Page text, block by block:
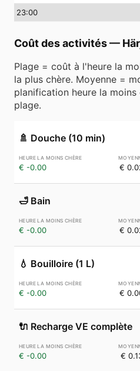
23:00
Coût des activités—
Plage = coût à l'heure la
la plus chère. Moyenne =
planification heure la
plage.
🚿 Douche (10 min)
€ -0.00 €
🛁 Bain
€ -0.00 €
💧 Bouilloire (1 L)
€ -0.00 €
🔌 Recharge VE complète
€ -0.00 €